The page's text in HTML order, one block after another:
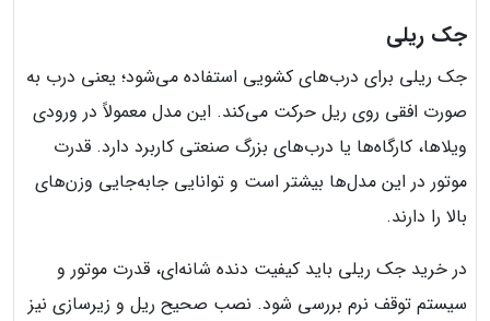
جک ریلی
جک ریلی برای درب‌های کشویی استفاده می‌شود؛ یعنی درب به
صورت افقی روی ریل حرکت می‌کند. این مدل معمولاً در ورودی
ویلاها، کارگاه‌ها یا درب‌های بزرگ صنعتی کاربرد دارد. قدرت
موتور در این مدل‌ها بیشتر است و توانایی جابه‌جایی وزن‌های
بالا را دارند.
در خرید جک ریلی باید کیفیت دنده شانه‌ای، قدرت موتور و
سیستم توقف نرم بررسی شود. نصب صحیح ریل و زیرسازی نیز